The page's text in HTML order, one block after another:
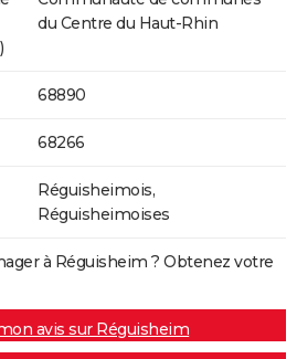
du Centre du Haut-Rhin
68890
68266
Réguisheimois,
Réguisheimoises
à Réguisheim ? Obtenez votre
avis sur Réguisheim